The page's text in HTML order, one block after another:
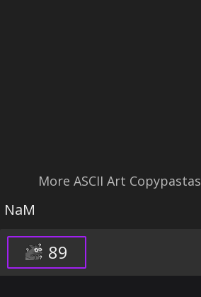
More ASCII Art Copypastas
NaM
89